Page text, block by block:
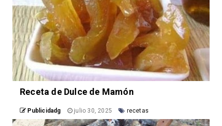
Receta de Dulce de Mamón
Publicidadg julio 30, 2025 recetas